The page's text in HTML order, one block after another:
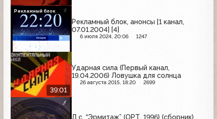
Рекламный блок, анонсы [1 канал,
07.01.2004] [4]
6 июля 2024, 20:06 1247
Рекламный блок
39:01
Ударная сила (Первый канал,
19.04.2006) Ловушка для солнца
26 августа 2015, 18:20 2699
Д.с. “Эрмитаж” (ОРТ, 1996) (сборник)